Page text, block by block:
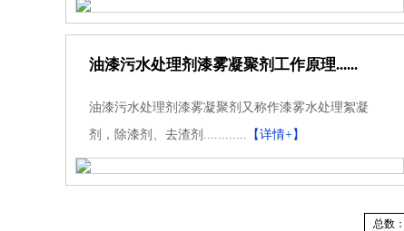
油漆污水处理剂漆雾凝聚剂工作原理......
油漆污水处理剂漆雾凝聚剂又称作漆雾水处理絮凝
剂，除漆剂、去渣剂............ 【详情+】
总数